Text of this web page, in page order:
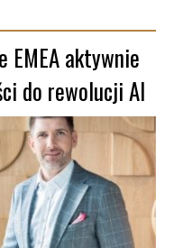
aktywnie
do rewolucji AI